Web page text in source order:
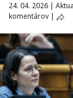
24. 04. 2026 |
komentárov |